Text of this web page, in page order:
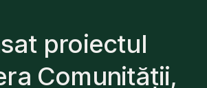
proiectul
Comunității,